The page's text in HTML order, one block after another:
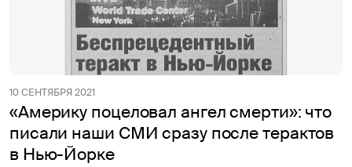
10 СЕНТЯБРЯ 2021
«Америку поцеловал ангел смерти»: что
писали наши СМИ сразу после терактов
в Нью-Йорке